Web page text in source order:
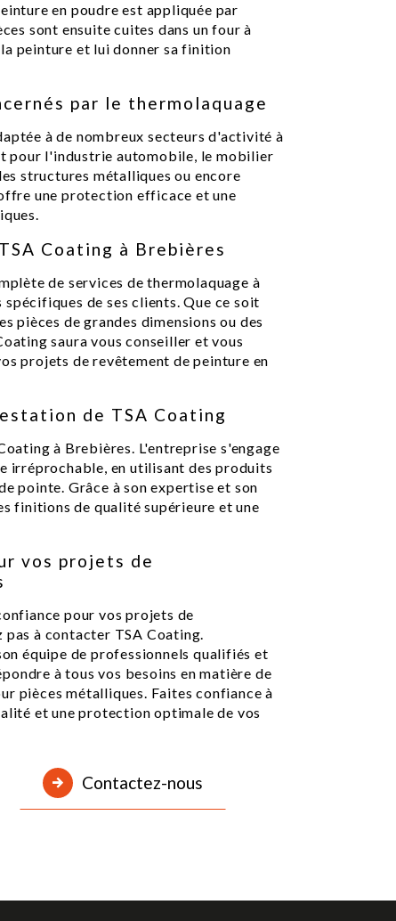
en poudre est appliquée par
sont ensuite cuites dans un four à
peinture et lui donner sa finition
par le thermolaquage
à de nombreux secteurs d'activité à
pour l'industrie automobile, le mobilier
structures métalliques ou encore
une protection efficace et une
Coating à Brebières
de services de thermolaquage à
de ses clients. Que ce soit
pièces de grandes dimensions ou des
saura vous conseiller et vous
projets de revêtement de peinture en
de TSA Coating
à Brebières. L'entreprise s'engage
irréprochable, en utilisant des produits
pointe. Grâce à son expertise et son
finitions de qualité supérieure et une
vos projets de
pour vos projets de
à contacter TSA Coating.
équipe de professionnels qualifiés et
à tous vos besoins en matière de
pièces métalliques. Faites confiance à
et une protection optimale de vos
Contactez-nous